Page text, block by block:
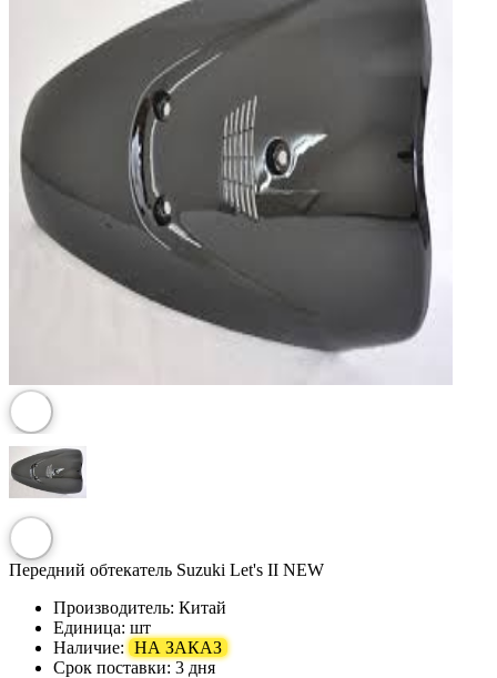
Передний обтекатель Suzuki Let's II NEW
Производитель: Китай
Единица: шт
Наличие: НА ЗАКАЗ
Срок поставки: 3 дня